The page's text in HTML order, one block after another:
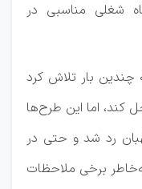
شغلی مناسبی در
بار تلاش کرد
کند، اما این طرح‌ها
رد شد و حتی در
برخی ملاحظات